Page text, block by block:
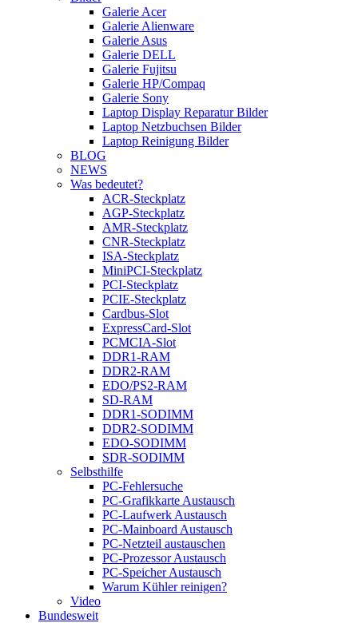
Galerie Acer
Galerie Alienware
Galerie Asus
Galerie DELL
Galerie Fujitsu
Galerie HP/Compaq
Galerie Sony
Laptop Display Reparatur Bilder
Laptop Netzbuchsen Bilder
Laptop Reinigung Bilder
BLOG
NEWS
Was bedeutet?
ACR-Steckplatz
AGP-Steckplatz
AMR-Steckplatz
CNR-Steckplatz
ISA-Steckplatz
MiniPCI-Steckplatz
PCI-Steckplatz
PCIE-Steckplatz
Cardbus-Slot
ExpressCard-Slot
PCMCIA-Slot
DDR1-RAM
DDR2-RAM
EDO/PS2-RAM
SD-RAM
DDR1-SODIMM
DDR2-SODIMM
EDO-SODIMM
SDR-SODIMM
Selbsthilfe
PC-Fehlersuche
PC-Grafikkarte Austausch
PC-Laufwerk Austausch
PC-Mainboard Austausch
PC-Netzteil austauschen
PC-Prozessor Austausch
PC-Speicher Austausch
Warum Kühler reinigen?
Video
Bundesweit